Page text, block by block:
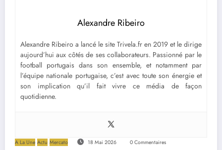
Alexandre Ribeiro
Alexandre Ribeiro a lancé le site Trivela.fr en 2019 et le dirige
aujourd’hui aux côtés de ses collaborateurs. Passionné par le
football portugais dans son ensemble, et notamment par
l’équipe nationale portugaise, c’est avec toute son énergie et
son implication qu’il fait vivre ce média de façon
quotidienne.
A La Une Actu Mercato 18 Mai 2026 0 Commentaires